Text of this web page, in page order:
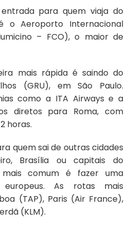
para quem viaja do
o Aeroporto Internacional
– FCO), o maior de
mais rápida é saindo do
(GRU), em São Paulo.
como a ITA Airways e a
diretos para Roma, com
horas.
quem sai de outras cidades
Brasília ou capitais do
comum é fazer uma
As rotas mais
(TAP), Paris (Air France),
(KLM).